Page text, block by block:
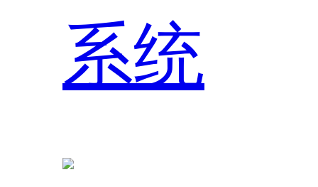
系统